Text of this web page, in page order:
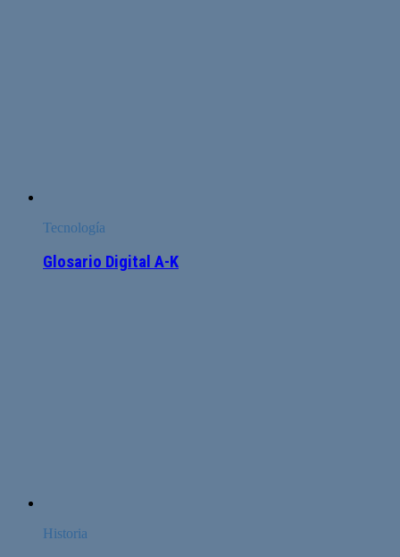
Tecnología
Glosario Digital A-K
Historia